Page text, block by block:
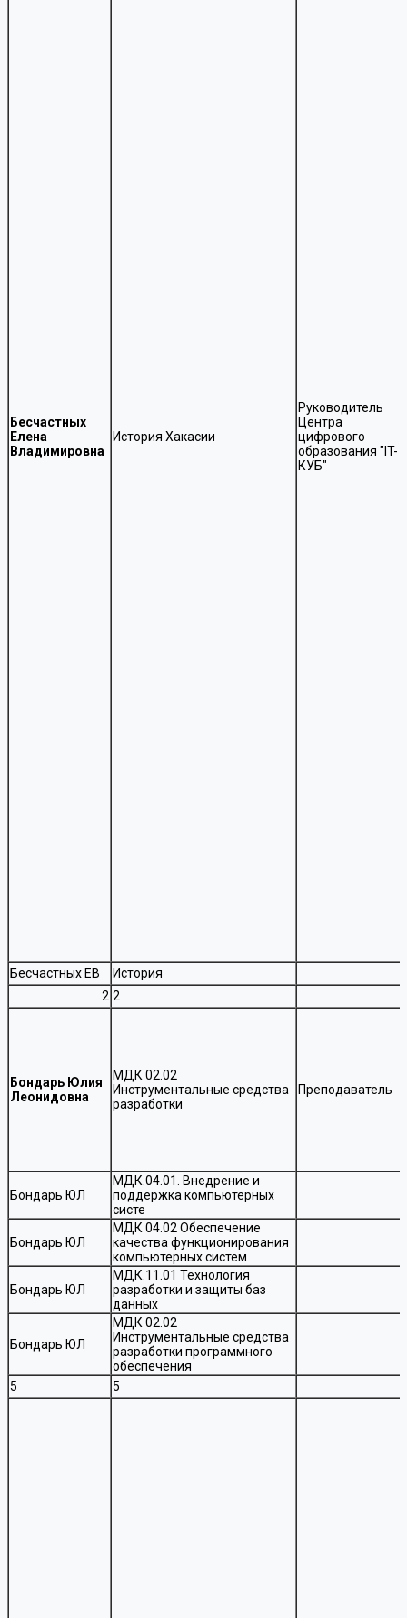
Бесчастных
Елена
Владимировна
История Хакасии
Руководитель
Центра
цифрового
образования "IT-
КУБ"
Бесчастных ЕВ
История
2 2
Бондарь Юлия
Леонидовна
МДК 02.02
Инструментальные средства
разработки
Преподаватель
Бондарь ЮЛ
МДК.04.01. Внедрение и
поддержка компьютерных
систе
Бондарь ЮЛ
МДК 04.02 Обеспечение
качества функционирования
компьютерных систем
Бондарь ЮЛ
МДК.11.01 Технология
разработки и защиты баз
данных
Бондарь ЮЛ
МДК 02.02
Инструментальные средства
разработки программного
обеспечения
5
5